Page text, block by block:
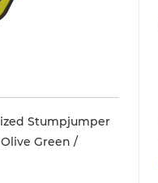
Stumpjumper
Green /